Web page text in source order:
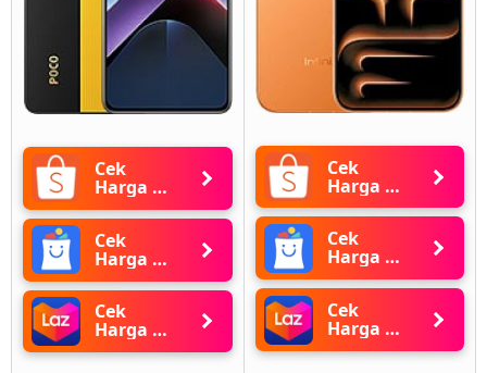
Cek
Harga di
Shopee
Cek
Harga di
Blibli
Cek
Harga di
Lazada
Cek
Harga di
Shopee
Cek
Harga di
Blibli
Cek
Harga di
Lazada